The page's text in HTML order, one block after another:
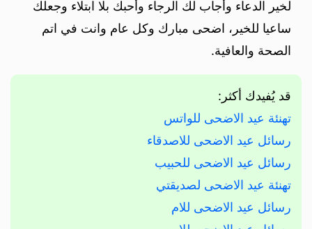
لخير الدعاء وأجاب لك الرجاء وأحبك بلا ابتلاء وجعلك
ساعيا للخير، اضحى مبارك وكل عام وانت في اتم
الصحة والعافية.
قد يُفيدك أكثر:
تهنئة عيد الاضحى للواتس
رسائل عيد الاضحى للاصدقاء
رسائل عيد الاضحى للحبيب
تهنئة عيد الاضحى لصديقتي
رسائل عيد الاضحى للام